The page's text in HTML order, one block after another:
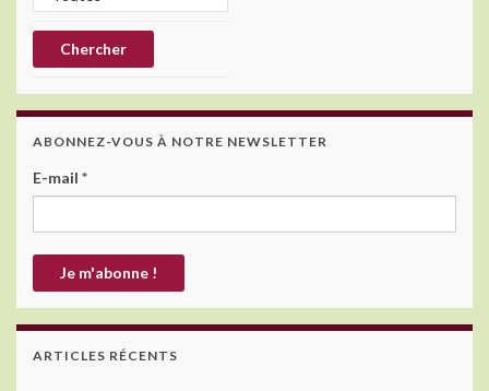
ABONNEZ-VOUS À NOTRE NEWSLETTER
E-mail *
ARTICLES RÉCENTS